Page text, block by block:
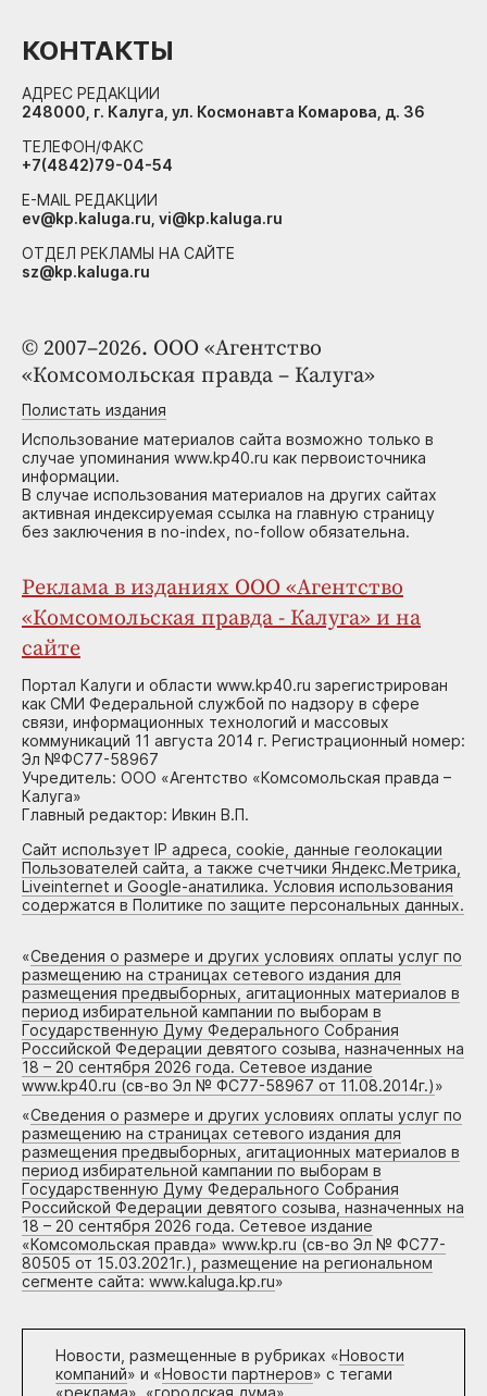
© 2007–2026. ООО «Агентство
«Комсомольская правда – Калуга»
Полистать издания
Использование материалов сайта возможно только в
случае упоминания www.kp40.ru как первоисточника
информации.
В случае использования материалов на других сайтах
активная индексируемая ссылка на главную страницу
без заключения в no-index, no-follow обязательна.
Реклама в изданиях ООО «Агентство
«Комсомольская правда - Калуга» и на
сайте
Портал Калуги и области www.kp40.ru зарегистрирован
как СМИ Федеральной службой по надзору в сфере
связи, информационных технологий и массовых
коммуникаций 11 августа 2014 г. Регистрационный номер:
Эл №ФС77-58967
Учредитель: ООО «Агентство «Комсомольская правда –
Калуга»
Главный редактор: Ивкин В.П.
Сайт использует IP адреса, cookie, данные геолокации
Пользователей сайта, а также счетчики Яндекс.Метрика,
Liveinternet и Google-анатилика. Условия использования
содержатся в Политике по защите персональных данных.
«Сведения о размере и других условиях оплаты услуг по
размещению на страницах сетевого издания для
размещения предвыборных, агитационных материалов в
период избирательной кампании по выборам в
Государственную Думу Федерального Собрания
Российской Федерации девятого созыва, назначенных на
18 – 20 сентября 2026 года. Сетевое издание
www.kp40.ru (св-во Эл № ФС77-58967 от 11.08.2014г.)»
«Сведения о размере и других условиях оплаты услуг по
размещению на страницах сетевого издания для
размещения предвыборных, агитационных материалов в
период избирательной кампании по выборам в
Государственную Думу Федерального Собрания
Российской Федерации девятого созыва, назначенных на
18 – 20 сентября 2026 года. Сетевое издание
«Комсомольская правда» www.kp.ru (св-во Эл № ФС77-
80505 от 15.03.2021г.), размещение на региональном
сегменте сайта: www.kaluga.kp.ru»
Новости, размещенные в рубриках «Новости
компаний» и «Новости партнеров» с тегами
«реклама», «городская дума»,
КОНТАКТЫ
АДРЕС РЕДАКЦИИ
248000, г. Калуга, ул. Космонавта Комарова, д. 36
ТЕЛЕФОН/ФАКС
+7(4842)79-04-54
E-MAIL РЕДАКЦИИ
ev@kp.kaluga.ru, vi@kp.kaluga.ru
ОТДЕЛ РЕКЛАМЫ НА САЙТЕ
sz@kp.kaluga.ru